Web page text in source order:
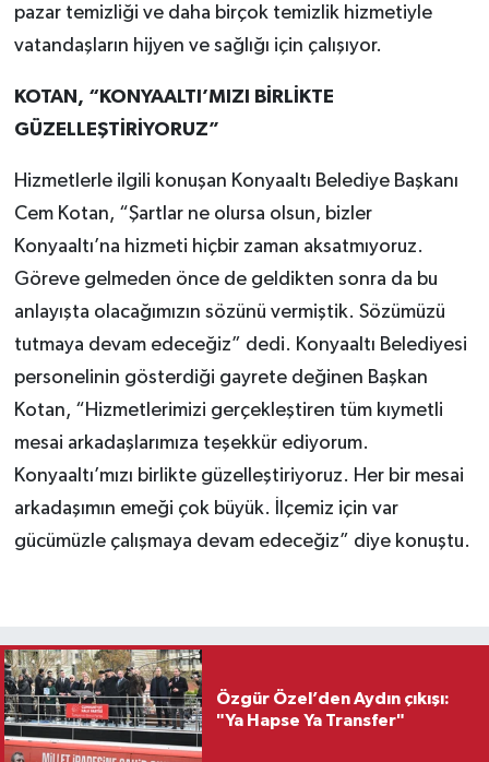
pazar temizliği ve daha birçok temizlik hizmetiyle
vatandaşların hijyen ve sağlığı için çalışıyor.
KOTAN, “KONYAALTI’MIZI BİRLİKTE
GÜZELLEŞTİRİYORUZ”
Hizmetlerle ilgili konuşan Konyaaltı Belediye Başkanı
Cem Kotan, “Şartlar ne olursa olsun, bizler
Konyaaltı’na hizmeti hiçbir zaman aksatmıyoruz.
Göreve gelmeden önce de geldikten sonra da bu
anlayışta olacağımızın sözünü vermiştik. Sözümüzü
tutmaya devam edeceğiz” dedi. Konyaaltı Belediyesi
personelinin gösterdiği gayrete değinen Başkan
Kotan, “Hizmetlerimizi gerçekleştiren tüm kıymetli
mesai arkadaşlarımıza teşekkür ediyorum.
Konyaaltı’mızı birlikte güzelleştiriyoruz. Her bir mesai
arkadaşımın emeği çok büyük. İlçemiz için var
gücümüzle çalışmaya devam edeceğiz” diye konuştu.
Özgür Özel’den Aydın çıkışı:
"Ya Hapse Ya Transfer"